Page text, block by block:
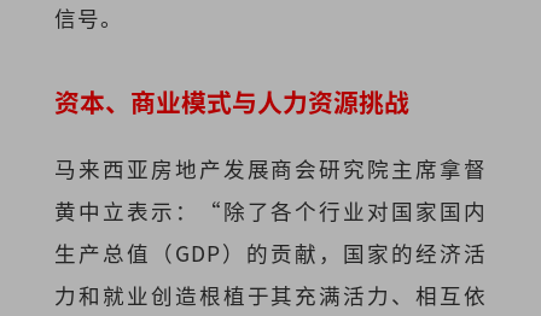
信号。
资本、商业模式与人力资源挑战
马来西亚房地产发展商会研究院主席拿督
黄中立表示：“除了各个行业对国家国内
生产总值（GDP）的贡献，国家的经济活
力和就业创造根植于其充满活力、相互依